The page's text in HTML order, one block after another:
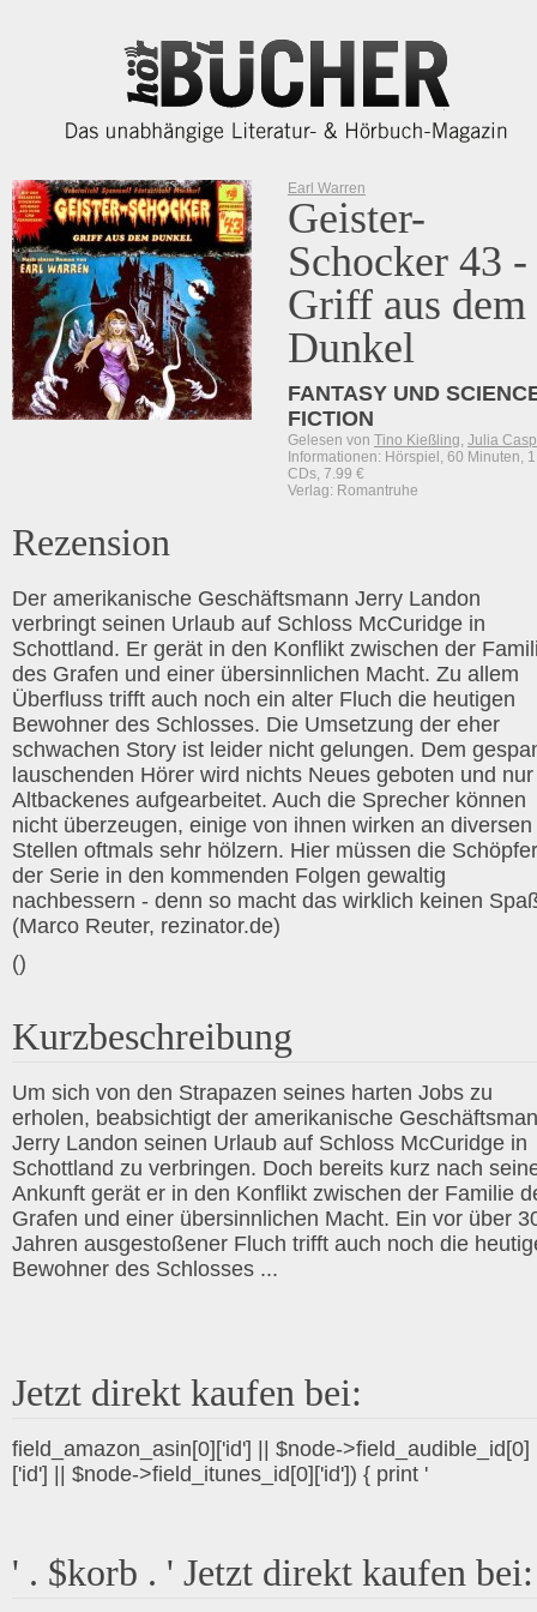
Earl Warren
Geister-
Schocker 43 -
Griff aus dem
Dunkel
FANTASY UND
FICTION
Gelesen von Tino Kießling, Julia
Informationen: Hörspiel, 60 Minuten, 1
CDs, 7.99 €
Verlag: Romantruhe
Rezension
Der amerikanische Geschäftsmann Jerry Landon
verbringt seinen Urlaub auf Schloss McCuridge in
Schottland. Er gerät in den Konflikt zwischen der
des Grafen und einer übersinnlichen Macht. Zu allem
Überfluss trifft auch noch ein alter Fluch die heutigen
Bewohner des Schlosses. Die Umsetzung der eher
schwachen Story ist leider nicht gelungen. Dem
lauschenden Hörer wird nichts Neues geboten und nur
Altbackenes aufgearbeitet. Auch die Sprecher können
nicht überzeugen, einige von ihnen wirken an diversen
Stellen oftmals sehr hölzern. Hier müssen die Schöpfer
der Serie in den kommenden Folgen gewaltig
nachbessern - denn so macht das wirklich keinen
(Marco Reuter, rezinator.de)
()
Kurzbeschreibung
Um sich von den Strapazen seines harten Jobs zu
erholen, beabsichtigt der amerikanische
Jerry Landon seinen Urlaub auf Schloss McCuridge in
Schottland zu verbringen. Doch bereits kurz nach
Ankunft gerät er in den Konflikt zwischen der Familie
Grafen und einer übersinnlichen Macht. Ein vor über
Jahren ausgestoßener Fluch trifft auch noch die
Bewohner des Schlosses ...
Jetzt direkt kaufen bei:
field_amazon_asin[0]['id'] || $node->field_audible_id[0]
['id'] || $node->field_itunes_id[0]['id']) { print '
' . $korb . ' Jetzt direkt kaufen bei: